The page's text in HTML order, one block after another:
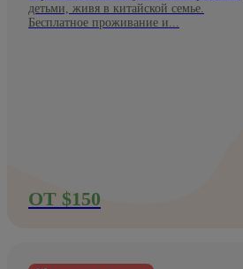
детьми, живя в китайской семье.
Бесплатное проживание и...
ОТ $150